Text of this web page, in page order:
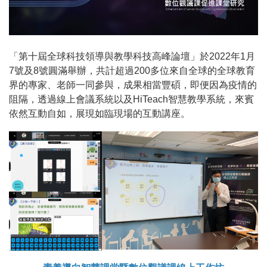
「第十屆全球科技領導與教學科技高峰論壇」於2022年1月
7號及8號圓滿舉辦，共計超過200多位來自全球的全球教育
界的專家、老師一同參與，成果相當豐碩，即便因為疫情的
阻隔，透過線上會議系統以及HiTeach智慧教學系統，來賓
依然互動自如，展現如臨現場的互動講座。